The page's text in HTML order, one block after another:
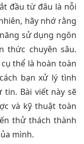
đầu từ đâu là nỗi
hãy nhớ rằng
sử dụng ngôn
thức chuyên sâu.
thể là hoàn toàn
bạn xử lý tình
Bài viết này sẽ
và kỹ thuật toàn
thử thách thành
mình.